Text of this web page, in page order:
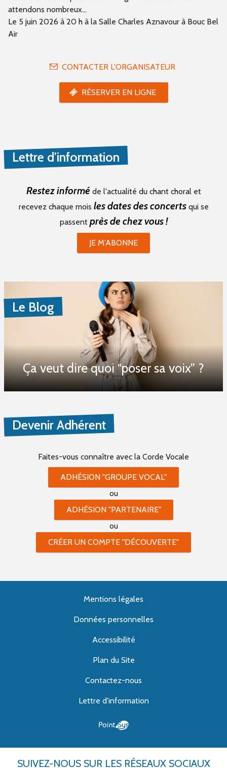
attendons nombreux...
Le 5 juin 2026 à 20 h à la Salle Charles Aznavour à Bouc Bel
Air
CONTACTER L'ORGANISATEUR
RÉSERVER EN LIGNE
Lettre d'information
Restez informé de l'actualité du chant choral et
recevez chaque mois les dates des concertsqui se
passent près de chez vous !
JE M'ABONNE
Le Blog
Ça veut dire quoi “poser sa voix” ?
Devenir Adhérent
Faites-vous connaître avec la Corde Vocale
ADHÉSION "GROUPE VOCAL"
ou
ADHÉSION "PARTENAIRE"
ou
CRÉER UN COMPTE "DÉCOUVERTE"
Mentions légales
Données personnelles
Accessibilité
Plan du Site
Contactez-nous
Lettre d'information
SUIVEZ-NOUS SUR LES RÉSEAUX SOCIAUX